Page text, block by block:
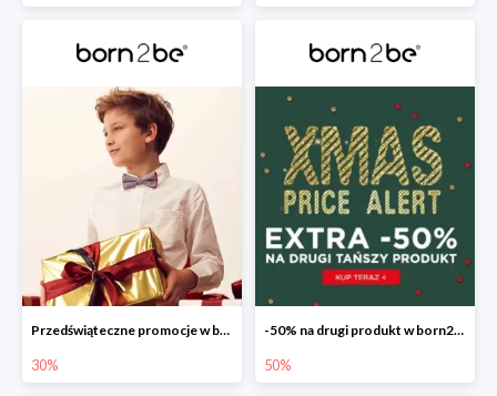
Przedświąteczne promocje w born2be do -30%
30%
-50% na drugi produkt w born2be
50%